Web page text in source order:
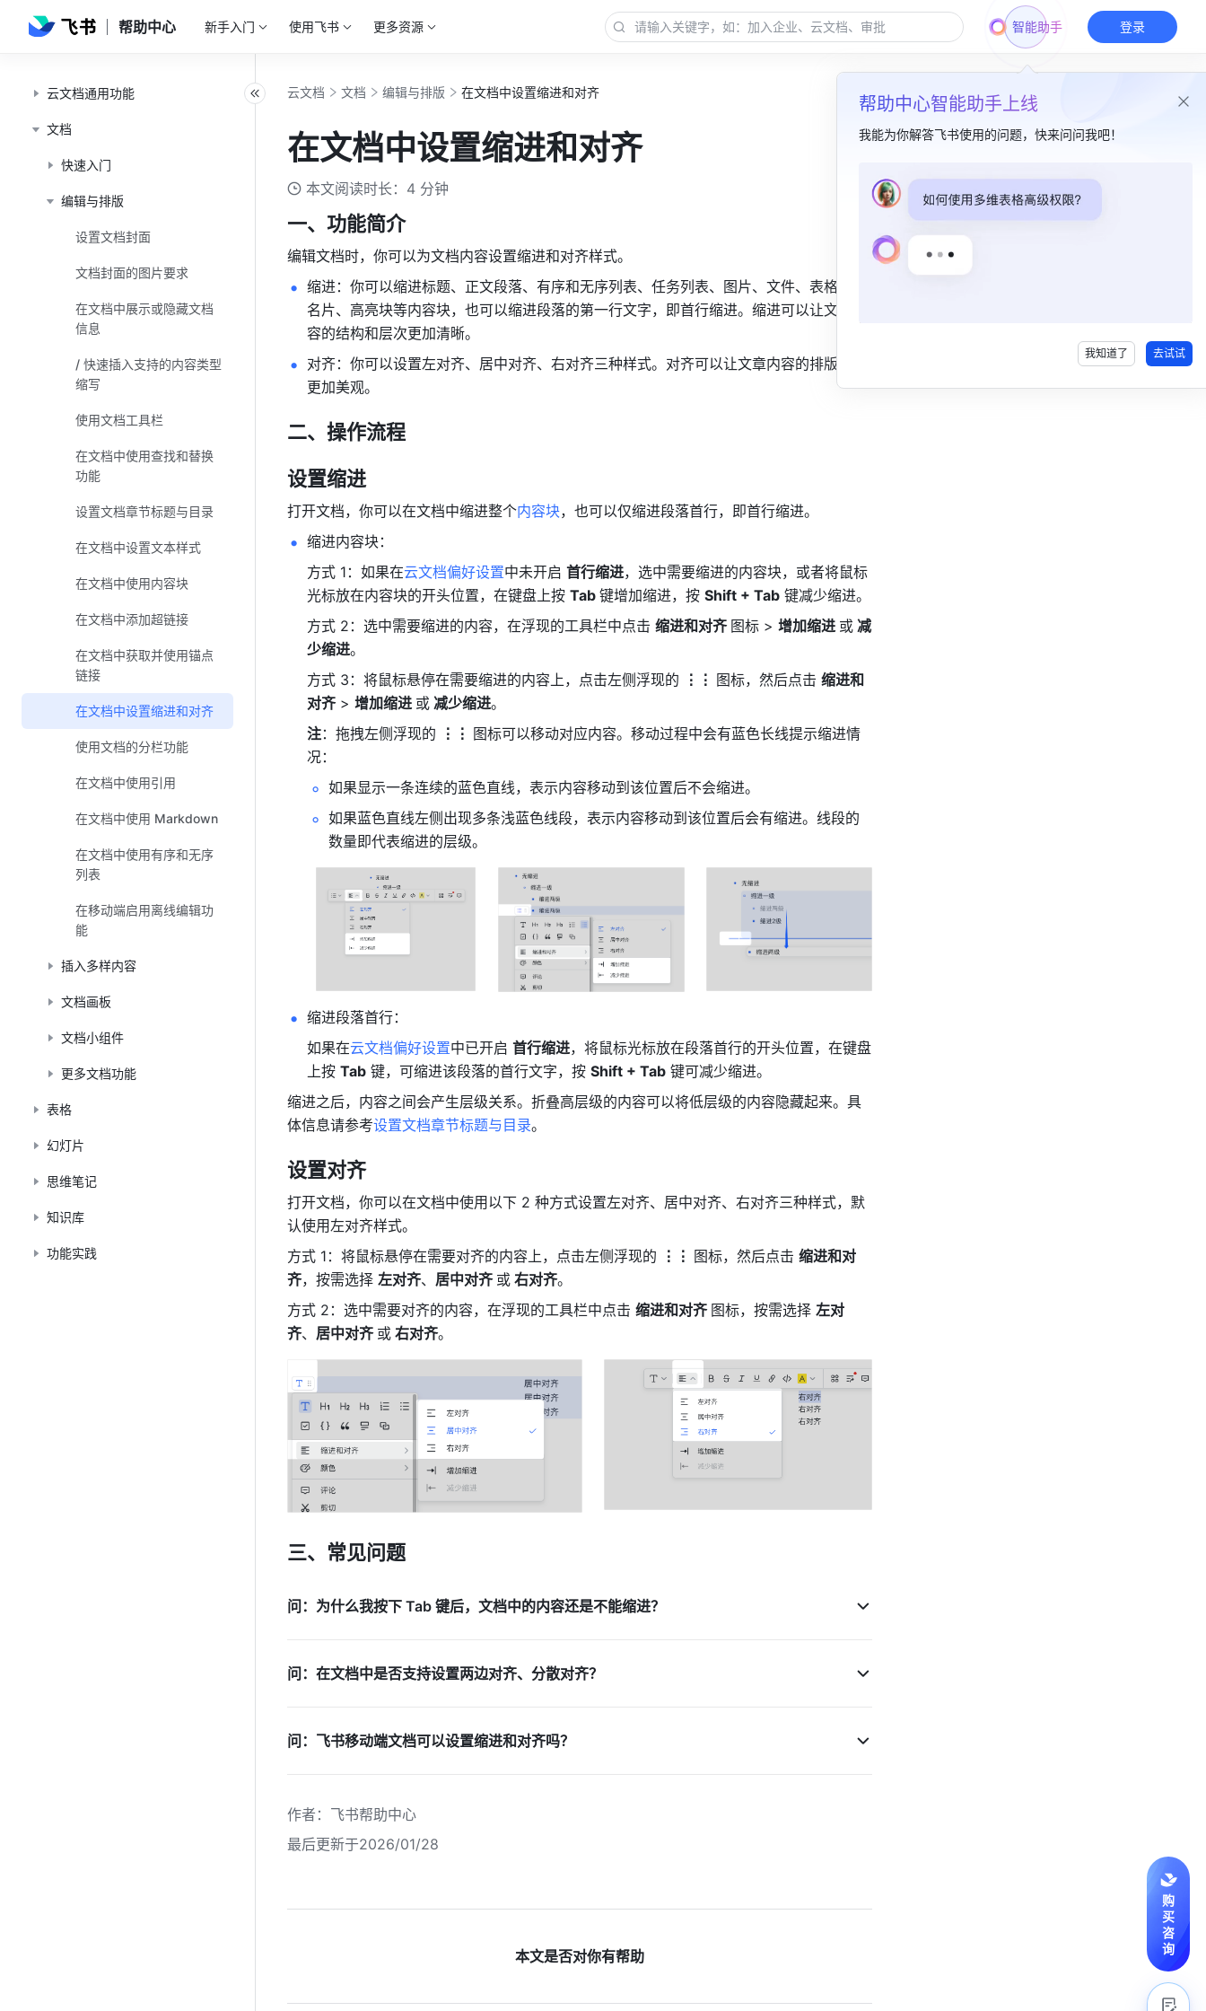
帮助中心 新手入门 使用飞书 更多资源 智能助手
帮助中心智能助手上线
我能为你解答飞书使用的问题，快来问问我吧！
我知道了 去试试
登录
云文档通用功能
文档
快速入门
编辑与排版
设置文档封面
文档封面的图片要求
在文档中展示或隐藏文档
信息
/ 快速插入支持的内容类型
缩写
使用文档工具栏
在文档中使用查找和替换
功能
设置文档章节标题与目录
在文档中设置文本样式
在文档中使用内容块
在文档中添加超链接
在文档中获取并使用锚点
链接
在文档中设置缩进和对齐
使用文档的分栏功能
在文档中使用引用
在文档中使用 Markdown
在文档中使用有序和无序
列表
在移动端启用离线编辑功
能
插入多样内容
文档画板
文档小组件
更多文档功能
表格
幻灯片
思维笔记
知识库
功能实践
云文档 文档 编辑与排版 在文档中设置缩进和对齐
在文档中设置缩进和对齐
本文阅读时长：4 分钟
一、功能简介
编辑文档时，你可以为文档内容设置缩进和对齐样式。
缩进：你可以缩进标题、正文段落、有序和无序列表、任务列表、图片、文件、表格、群
名片、高亮块等内容块，也可以缩进段落的第一行文字，即首行缩进。缩进可以让文章内
容的结构和层次更加清晰。
对齐：你可以设置左对齐、居中对齐、右对齐三种样式。对齐可以让文章内容的排版布局
更加美观。
二、操作流程
设置缩进
打开文档，你可以在文档中缩进整个内容块，也可以仅缩进段落首行，即首行缩进。
缩进内容块：
方式 1： 如果在云文档偏好设置中未开启 首行缩进，选中需要缩进的内容块，或者将鼠标
光标放在内容块的开头位置， 在键盘上按 Tab 键增加缩进，按 Shift + Tab 键减少缩进。
方式 2：选中需要缩进的内容，在浮现的工具栏中点击 缩进和对齐 图标 > 增加缩进 或 减
少缩进。
方式 3：将鼠标悬停在需要缩进的内容上，点击左侧浮现的
⋮⋮ 图标，然后点击 缩进和
对齐 > 增加缩进 或 减少缩进。
注：拖拽左侧浮现的 ⋮⋮ 图标可以移动对应内容。移动过程中会有蓝色长线提示缩进情
况：
如果显示一条连续的蓝色直线，表示内容移动到该位置后不会缩进。
如果蓝色直线左侧出现多条浅蓝色线段，表示内容移动到该位置后会有缩进。线段的
数量即代表缩进的层级。
缩进段落首行：
如果在云文档偏好设置中已开启 首行缩进，将鼠标光标放在段落首行的开头位置，在键盘
上按 Tab 键，可缩进该段落的首行文字，按 Shift + Tab 键可减少缩进。
缩进之后，内容之间会产生层级关系。折叠高层级的内容可以将低层级的内容隐藏起来。具
体信息请参考设置文档章节标题与目录。
设置对齐
打开文档，你可以在文档中使用以下 2 种方式设置左对齐、居中对齐、右对齐三种样式，默
认使用左对齐样式。
方式 1：将鼠标悬停在需要对齐的内容上，点击左侧浮现的
⋮⋮ 图标，然后点击 缩进和对
齐，按需选择 左对齐、 居中对齐 或 右对齐。
方式 2：选中需要对齐的内容，在浮现的工具栏中点击 缩进和对齐 图标，按需选择 左对
齐、 居中对齐 或 右对齐。
三、常见问题
问：为什么我按下 Tab 键后，文档中的内容还是不能缩进？
问：在文档中是否支持设置两边对齐、分散对齐？
问：飞书移动端文档可以设置缩进和对齐吗？
作者 ： 飞书帮助中心
最后更新于2026/01/28
本文是否对你有帮助
本篇目录
二、操作流程 ​
购
买
咨
询